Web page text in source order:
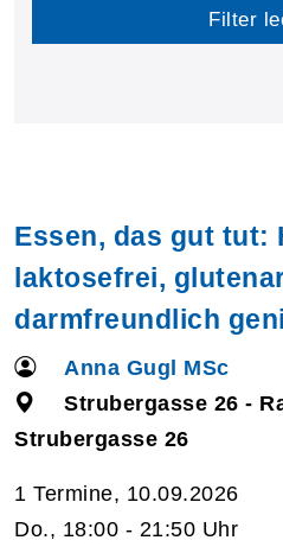
Filter
Essen, das gut tut:
laktosefrei,
darmfreundlich
Anna Gugl MSc
Strubergasse 26 -
Strubergasse 26
1 Termine, 10.09.2026
Do., 18:00 - 21:50 Uhr